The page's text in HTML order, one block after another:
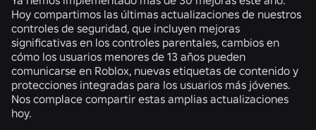
Hoy compartimos las últimas actualizaciones de nuestros
controles de seguridad, que incluyen mejoras
significativas en los controles parentales, cambios en
cómo los usuarios menores de 13 años pueden
comunicarse en Roblox, nuevas etiquetas de contenido y
protecciones integradas para los usuarios más jóvenes.
Nos complace compartir estas amplias actualizaciones
hoy.